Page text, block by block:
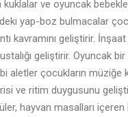
ve oyuncak
yap-boz bulmacalar
kavramını geliştirir.
ustalığı geliştirir. Oyuncak
aletler çocukların müziğe
ve ritim duygusunu
hayvan masalları